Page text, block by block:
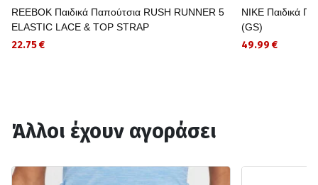
REEBOK Παιδικά Παπούτσια RUSH RUNNER 5
ELASTIC LACE & TOP STRAP
22.75 €
NIKE Παιδικά
(GS)
49.99 €
Άλλοι έχουν αγοράσει